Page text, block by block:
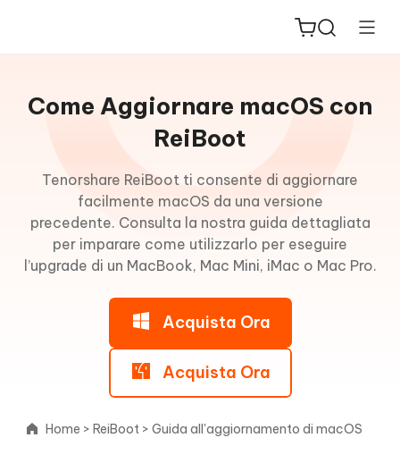
ReiBoot
for iOS
PDNob
PDF
New
Come Aggiornare macOS con
ReiBoot
Tenorshare ReiBoot ti consente di aggiornare
facilmente macOS da una versione
precedente. Consulta la nostra guida dettagliata
per imparare come utilizzarlo per eseguire
l’upgrade di un MacBook, Mac Mini, iMac o Mac Pro.
Acquista Ora
Acquista Ora
per
Accedi
modalità
recupero
Correggi
Home > ReiBoot > Guida all'aggiornamento di macOS